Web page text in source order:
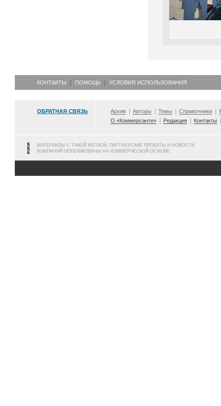
КОНТАКТЫ ПОМОЩЬ УСЛОВИЯ ИСПОЛЬЗОВАНИЯ
ОБРАТНАЯ СВЯЗЬ Архив Авторы Темы Справочники
О «Коммерсанте»
Редакция Контакты
МАТЕРИАЛЫ С ТАКОЙ МЕТКОЙ, ПАРТНЕРСКИЕ ПРОЕКТЫ И НОВОСТИ
КОМПАНИЙ ОПУБЛИКОВАНЫ НА КОММЕРЧЕСКОЙ ОСНОВЕ